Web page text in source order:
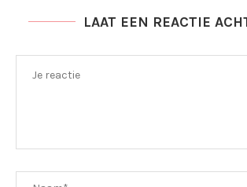
LAAT EEN REACTIE